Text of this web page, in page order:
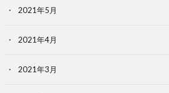
2021年5月
2021年4月
2021年3月